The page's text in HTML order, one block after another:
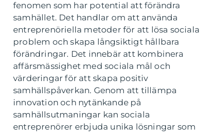
fenomen som har potential att förändra
samhället. Det handlar om att använda
entreprenöriella metoder för att lösa sociala
problem och skapa långsiktigt hållbara
förändringar. Det innebär att kombinera
affärsmässighet med sociala mål och
värderingar för att skapa positiv
samhällspåverkan. Genom att tillämpa
innovation och nytänkande på
samhällsutmaningar kan sociala
entreprenörer erbjuda unika lösningar som